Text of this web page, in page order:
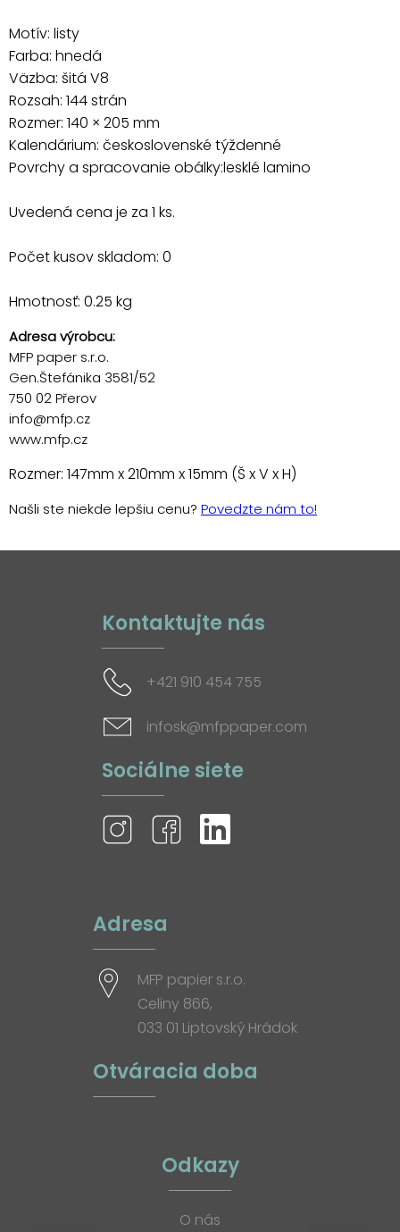
Motív: listy
Farba: hnedá
Väzba: šitá V8
Rozsah: 144 strán
Rozmer: 140 × 205 mm
Kalendárium: československé týždenné
Povrchy a spracovanie obálky:lesklé lamino
Uvedená cena je za 1 ks.
Počet kusov skladom: 0
Hmotnosť: 0.25 kg
Adresa výrobcu:
MFP paper s.r.o.
Gen.Štefánika 3581/52
750 02 Přerov
info@mfp.cz
www.mfp.cz
Rozmer: 147mm x 210mm x 15mm (Š x V x H)
Našli ste niekde lepšiu cenu? Povedzte nám to!
Kontaktujte nás
+421 910 454 755
infosk@mfppaper.com
Sociálne siete
Adresa
MFP papier s.r.o.
Celiny 866,
033 01 Liptovský Hrádok
Otváracia doba
Odkazy
O nás